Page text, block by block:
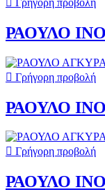
ΡΑΟΥΛΟ
 Γρήγορη προβολή
ΡΑΟΥΛΟ
 Γρήγορη προβολή
ΡΑΟΥΛΟ